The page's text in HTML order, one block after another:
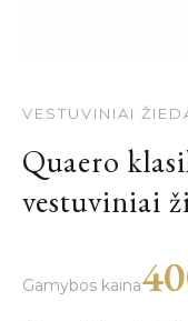
VESTUVINIAI
Quaero
vestuviniai
Gamybos kaina